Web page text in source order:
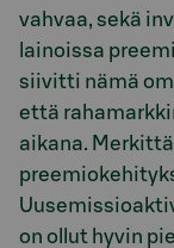
vahvaa, sekä
lainoissa
siivitti nämä
että
aikana.
on ollut hyvin